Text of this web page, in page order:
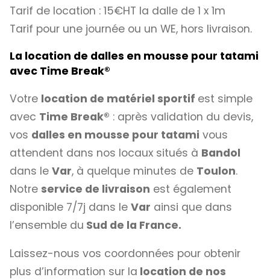
Tarif de location : 15€HT la dalle de 1 x 1m
Tarif pour une journée ou un WE, hors livraison.
La location de dalles en mousse pour tatami
avec Time Break®
Votre location de matériel sportif est simple
avec Time Break® : après validation du devis,
vos dalles en mousse pour tatami vous
attendent dans nos locaux situés à Bandol
dans le Var, à quelque minutes de Toulon.
Notre service de livraison est également
disponible 7/7j dans le Var ainsi que dans
l’ensemble du Sud de la France.
Laissez-nous vos coordonnées pour obtenir
plus d’information sur la location de nos